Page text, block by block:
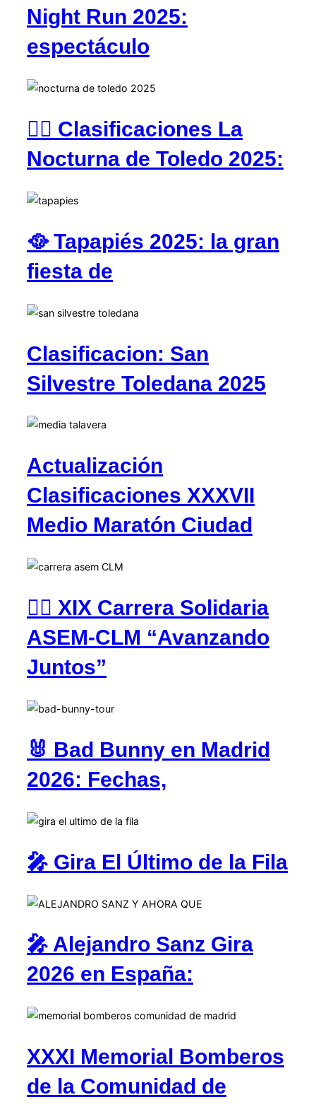
Night Run 2025:
espectáculo
🏃‍♂️ Clasificaciones La
Nocturna de Toledo 2025:
🥘 Tapapiés 2025: la gran
fiesta de
Clasificacion: San
Silvestre Toledana 2025
Actualización
Clasificaciones XXXVII
Medio Maratón Ciudad
🏃‍♂️ XIX Carrera Solidaria
ASEM-CLM “Avanzando
Juntos”
🐰 Bad Bunny en Madrid
2026: Fechas,
🎤 Gira El Último de la Fila
🎤 Alejandro Sanz Gira
2026 en España:
XXXI Memorial Bomberos
de la Comunidad de